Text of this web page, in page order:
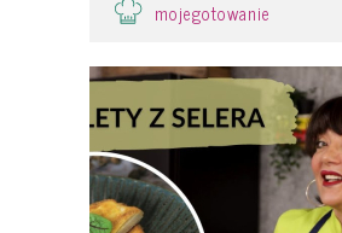
mojegotowanie